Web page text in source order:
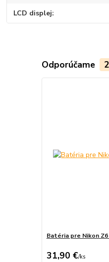
LCD displej
Odporúčame 2
Batéria pre Nikon Z6
31,90 €/ks